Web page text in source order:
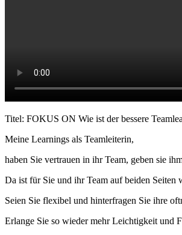
Titel: FOKUS ON Wie ist der bessere
Meine Learnings als Teamleiterin,
haben Sie vertrauen in ihr Team, geben sie
Da ist für Sie und ihr Team auf beiden
Seien Sie flexibel und hinterfragen Sie ihre
Erlange Sie so wieder mehr Leichtigkeit und